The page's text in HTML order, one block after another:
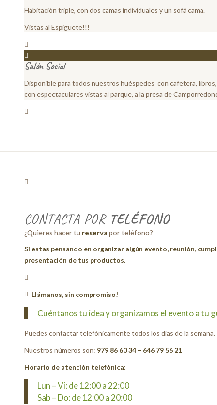
Habitación triple, con dos camas individuales y un sofá cama.
Vistas al Espigüete!!!
Salón Social
Disponible para todos nuestros huéspedes, con cafetera,
con espectaculares vistas al parque, a la presa de
CONTACTA POR TELÉFONO
¿Quieres hacer tu reserva por teléfono?
Si estas pensando en organizar algún evento, reunión,
presentación de tus productos.
Llámanos, sin compromiso!
Cuéntanos tu idea y organizamos el evento a tu
Puedes contactar telefónicamente todos los días de la semana.
Nuestros números son: 979 86 60 34 – 646 79 56 21
Horario de atención telefónica:
Lun – Vi: de 12:00 a 22:00
Sab – Do: de 12:00 a 20:00